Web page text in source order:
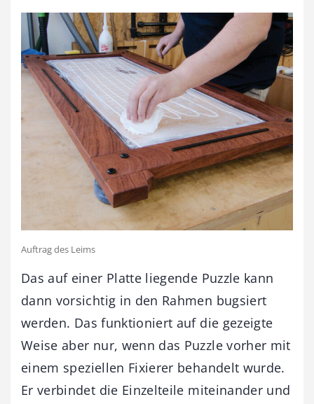
Auftrag des Leims
Das auf einer Platte liegende Puzzle kann
dann vorsichtig in den Rahmen bugsiert
werden. Das funktioniert auf die gezeigte
Weise aber nur, wenn das Puzzle vorher mit
einem speziellen Fixierer behandelt wurde.
Er verbindet die Einzelteile miteinander und